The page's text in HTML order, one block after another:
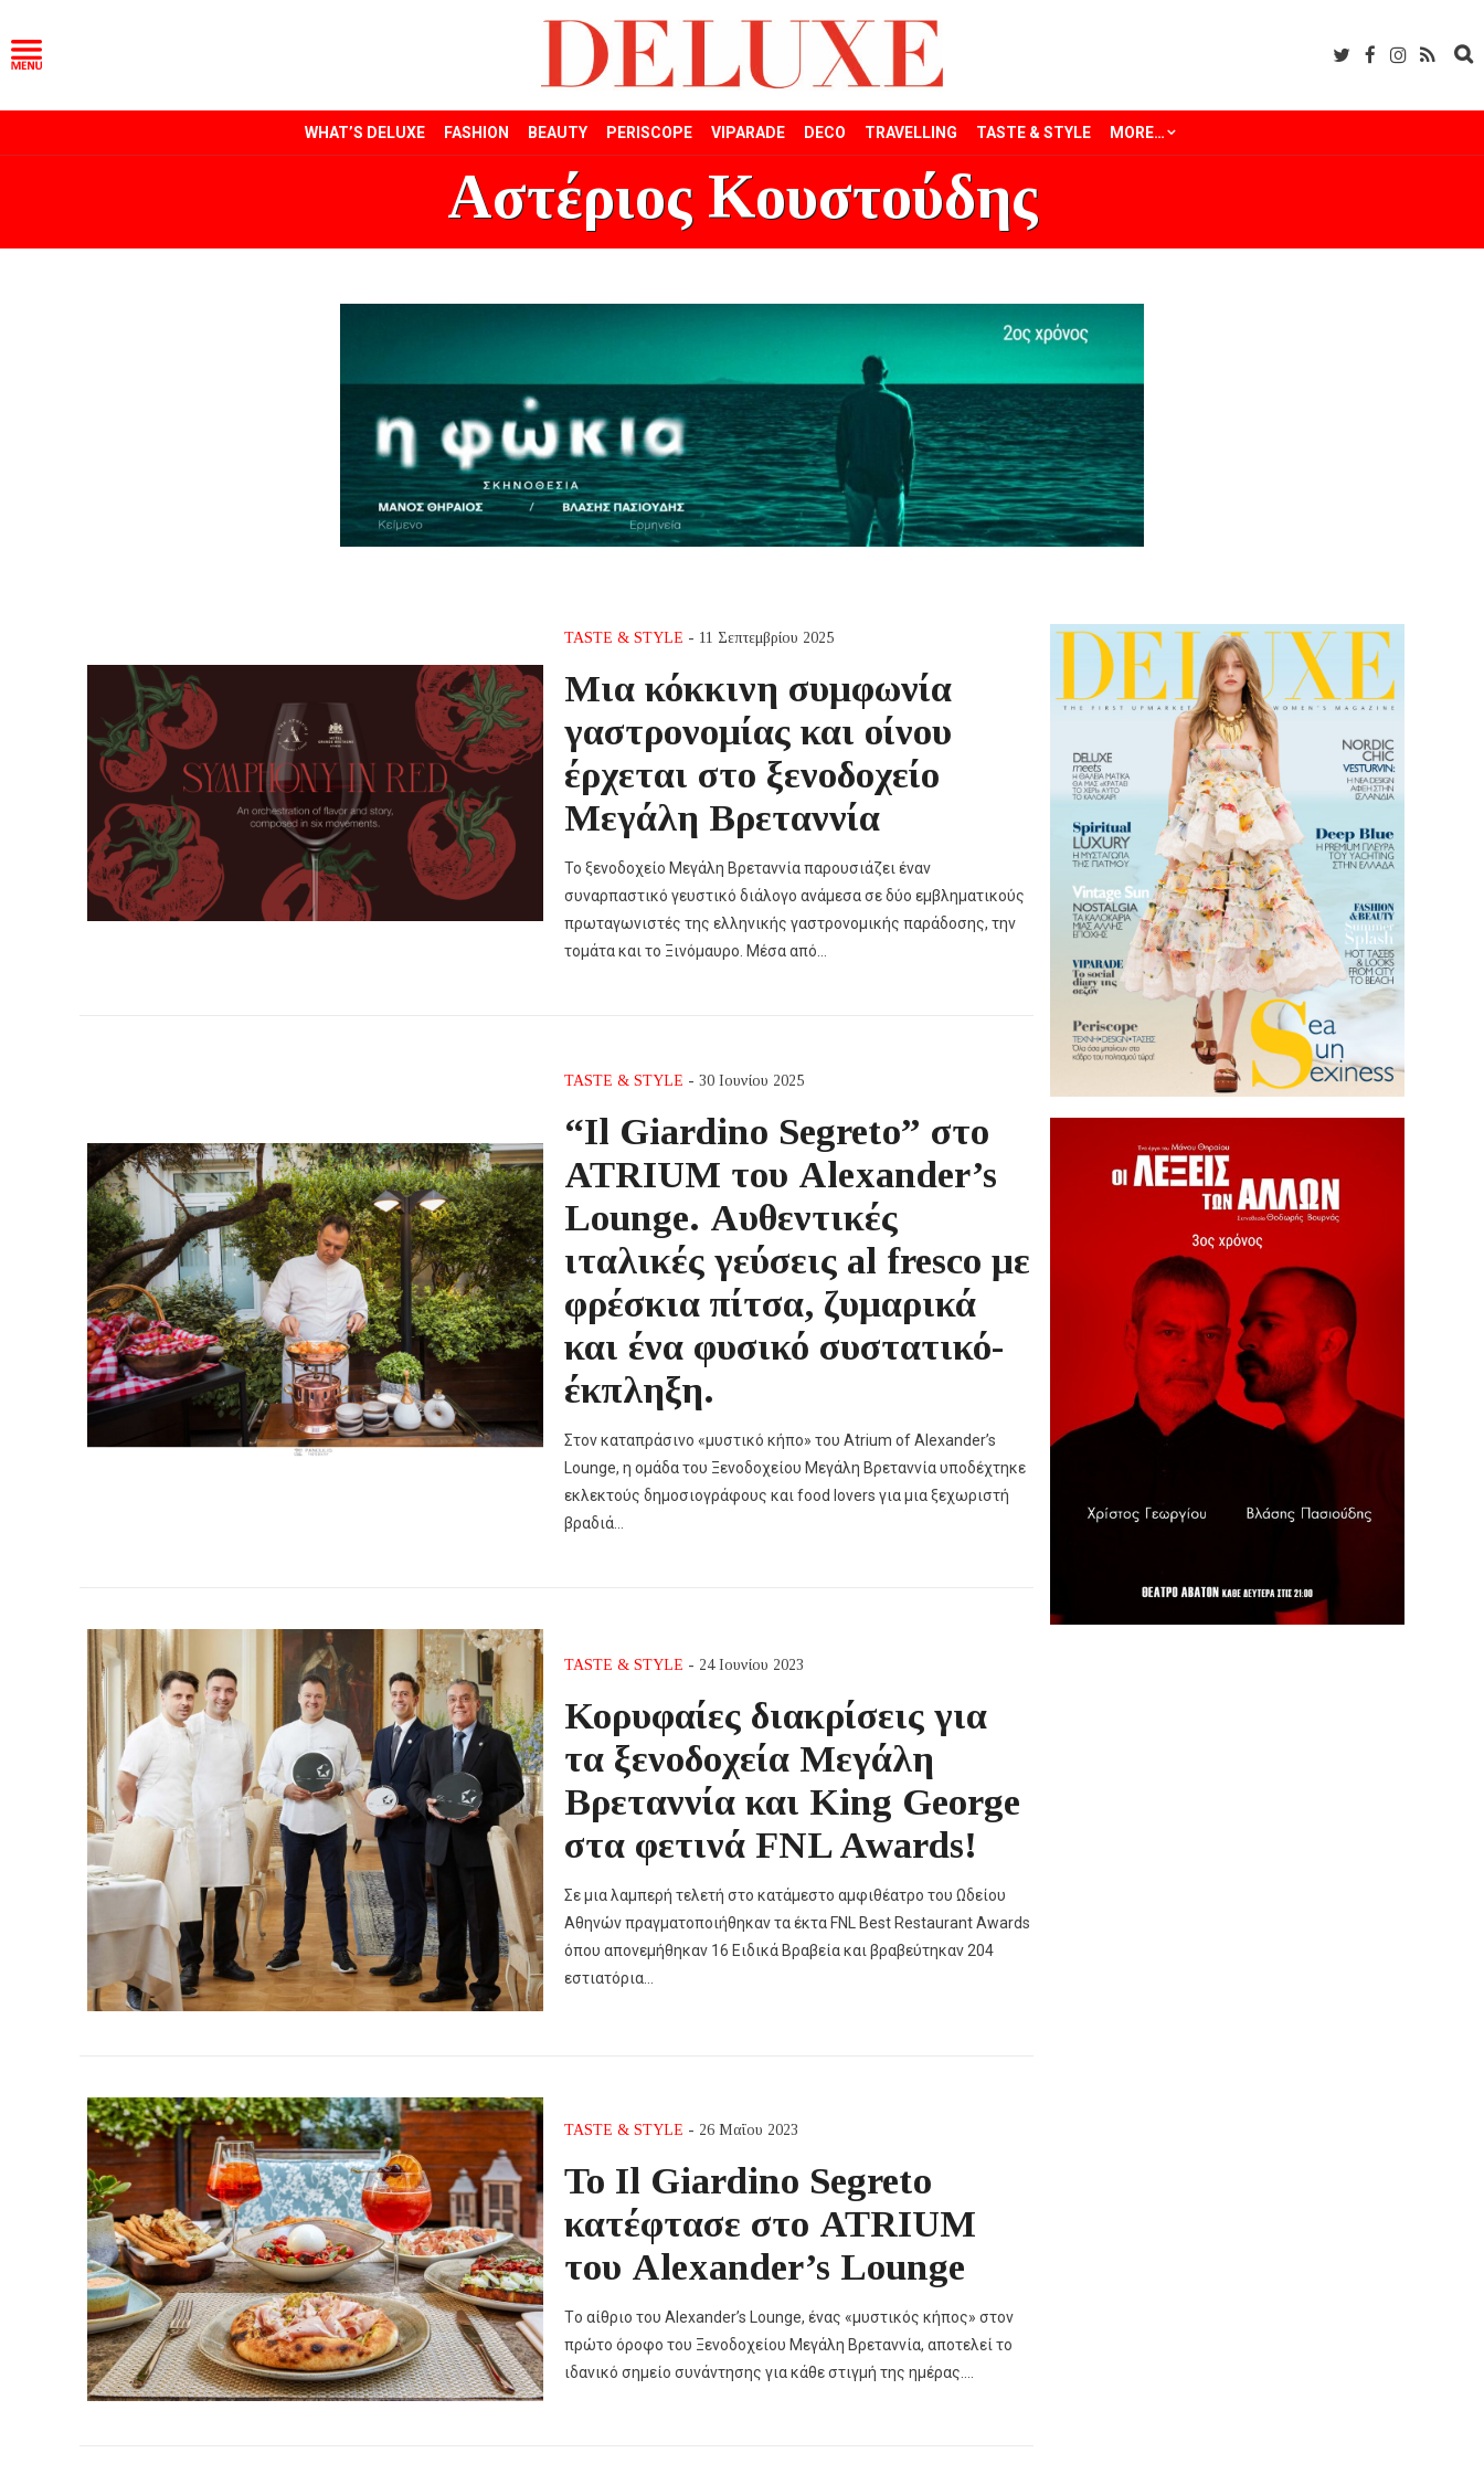
WHAT’S DELUXE FASHION BEAUTY PERISCOPE VIPARADE DECO TRAVELLING TASTE & STYLE MORE…
Αστέριος Κουστούδης
TASTE & STYLE - 11 Σεπτεμβρίου 2025
Μια κόκκινη συμφωνία
γαστρονομίας και οίνου
έρχεται στο ξενοδοχείο
Μεγάλη Βρεταννία
Το ξενοδοχείο Μεγάλη Βρεταννία παρουσιάζει έναν
συναρπαστικό γευστικό διάλογο ανάμεσα σε δύο εμβληματικούς
πρωταγωνιστές της ελληνικής γαστρονομικής παράδοσης, την
τομάτα και το Ξινόμαυρο. Μέσα από…
TASTE & STYLE - 30 Ιουνίου 2025
“Il Giardino Segreto” στο
ATRIUM του Alexander’s
Lounge. Αυθεντικές
ιταλικές γεύσεις al fresco με
φρέσκια πίτσα, ζυμαρικά
και ένα φυσικό συστατικό-
έκπληξη.
Στον καταπράσινο «μυστικό κήπο» του Atrium of Alexander’s
Lounge, η ομάδα του Ξενοδοχείου Μεγάλη Βρεταννία υποδέχτηκε
εκλεκτούς δημοσιογράφους και food lovers για μια ξεχωριστή
βραδιά…
TASTE & STYLE - 24 Ιουνίου 2023
Κορυφαίες διακρίσεις για
τα ξενοδοχεία Μεγάλη
Βρεταννία και King George
στα φετινά FNL Awards!
Σε μια λαμπερή τελετή στo κατάμεστo αμφιθέατρο του Ωδείου
Αθηνών πραγματοποιήθηκαν τα έκτα FNL Best Restaurant Awards
όπου απονεμήθηκαν 16 Ειδικά Βραβεία και βραβεύτηκαν 204
εστιατόρια…
TASTE & STYLE - 26 Μαΐου 2023
Το Il Giardino Segreto
κατέφτασε στο ATRIUM
του Alexander’s Lounge
Tο αίθριο του Alexander’s Lounge, ένας «μυστικός κήπος» στον
πρώτο όροφο του Ξενοδοχείου Μεγάλη Βρεταννία, αποτελεί το
ιδανικό σημείο συνάντησης για κάθε στιγμή της ημέρας….